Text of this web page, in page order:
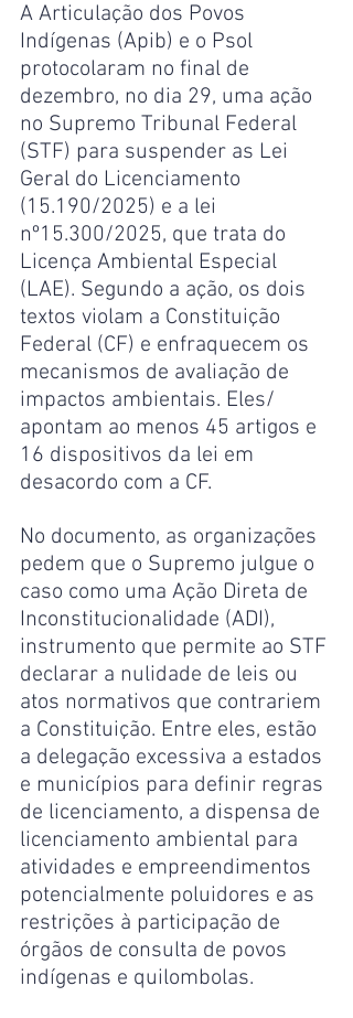
A Articulação dos Povos
Indígenas (Apib) e o Psol
protocolaram no final de
dezembro, no dia 29, uma ação
no Supremo Tribunal Federal
(STF) para suspender as Lei
Geral do Licenciamento
(15.190/2025) e a lei
nº15.300/2025, que trata do
Licença Ambiental Especial
(LAE). Segundo a ação, os dois
textos violam a Constituição
Federal (CF) e enfraquecem os
mecanismos de avaliação de
impactos ambientais. Eles/
apontam ao menos 45 artigos e
16 dispositivos da lei em
desacordo com a CF.
No documento, as organizações
pedem que o Supremo julgue o
caso como uma Ação Direta de
Inconstitucionalidade (ADI),
instrumento que permite ao STF
declarar a nulidade de leis ou
atos normativos que contrariem
a Constituição. Entre eles, estão
a delegação excessiva a estados
e municípios para definir regras
de licenciamento, a dispensa de
licenciamento ambiental para
atividades e empreendimentos
potencialmente poluidores e as
restrições à participação de
órgãos de consulta de povos
indígenas e quilombolas.